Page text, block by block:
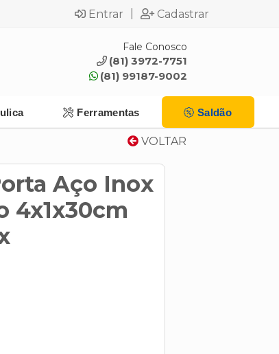
Entrar Cadastrar
Fale Conosco
(81) 3972-7751
(81) 99187-9002
Ferramentas Saldão
VOLTAR
Aço Inox
4x1x30cm